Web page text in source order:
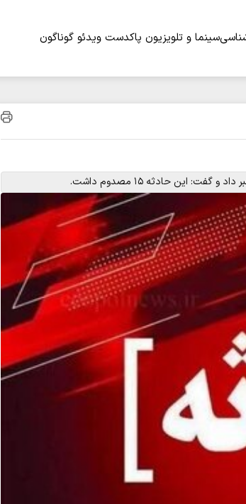
سینما و تلویزیون پاکدست ویدئو گوناگون
این حادثه ۱۵ مصدوم داشت.